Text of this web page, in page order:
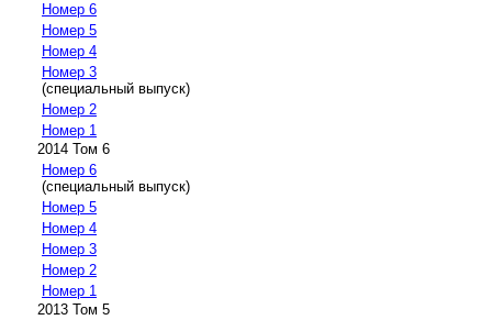
Номер 6
Номер 5
Номер 4
Номер 3
(специальный выпуск)
Номер 2
Номер 1
2014 Том 6
Номер 6
(специальный выпуск)
Номер 5
Номер 4
Номер 3
Номер 2
Номер 1
2013 Том 5